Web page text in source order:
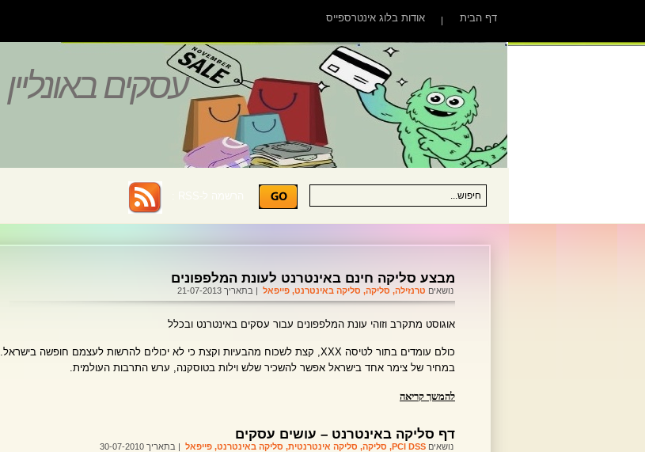
דף הבית אודות בלוג אינטרספייס
עסקים באונליין
מבצע סליקה חינם באינטרנט לעונת המלפפונים
נושאים טרנזילה, סליקה, סליקה באינטרנט, פייפאל | בתאריך 21-07-2013
אוגוסט מתקרב וזוהי עונת המלפפונים עבור עסקים באינטרנט ובכלל
כולם עומדים בתור לטיסה XXX, קצת לשכוח מהבעיות וקצת כי לא יכולים להרשות לעצמם חופשה בישראל.
במחיר של צימר אחד בישראל אפשר להשכיר שלש וילות בטוסקנה, ערש התרבות העולמית.
להמשך קריאה
דף סליקה באינטרנט – עושים עסקים
נושאים PCI DSS
, סליקה, סליקה אינטרנטית, סליקה באינטרנט, פייפאל | בתאריך 30-07-2010